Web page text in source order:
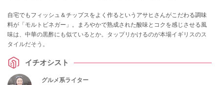
自宅でもフィッシュ＆チップスをよく作るというアサヒさんがこだわる調味
料が「モルトビネガー」。まろやかで熟成された酸味とコクを感じさせる風
味は、中華の黒酢にも似ているとか。タップリかけるのが本場イギリスのス
タイルだそう。
イチオシスト
グルメ系ライター